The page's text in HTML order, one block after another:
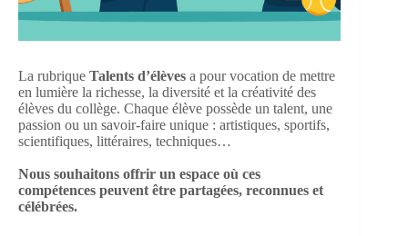
La rubrique Talents d’élèves a pour vocation de mettre
en lumière la richesse, la diversité et la créativité des
élèves du collège. Chaque élève possède un talent, une
passion ou un savoir-faire unique : artistiques, sportifs,
scientifiques, littéraires, techniques…
Nous souhaitons offrir un espace où ces
compétences peuvent être partagées, reconnues et
célébrées.